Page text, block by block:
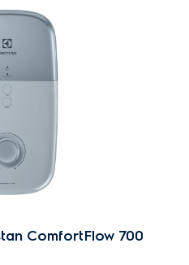
ComfortFlow 700